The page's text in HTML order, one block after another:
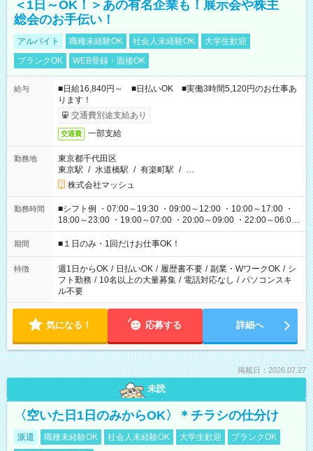
＜1日～OK！＞あの有名企業も！展示会や株主
総会のお手伝い！
アルバイト 職種未経験OK 社会人未経験OK
大学生歓迎
ブランクOK
WEB登録・面接OK
給与
■日給16,840円～ ■日払いOK ■実働3時間5,120円のお仕事あ
ります！
交通費別途支給あり
交通費 一部支給
勤務地
東京都千代田区
東京駅 / 水道橋駅 / 有楽町駅 / …
株式会社マッシュ
勤務時間
■シフト例 ・07:00～19:30 ・09:00～12:00 ・10:00～17:00 ・
18:00～23:00 ・19:00～07:00 ・20:00～09:00 ・22:00～06:00
etc ★最短で3時間で5,120円のお仕事から 15時間で2万円近く稼
げるお仕事も！ ご希望のお時間に合わせてご紹介！ ※シフトは
ください！
期間 ■１日のみ・1回だけお仕事OK！
特徴 週1日からOK / 日払いOK / 履歴書不要 / 副業・WワークOK / シ
フト勤務 / 10名以上の大量募集 / 電話対応なし / パソコンスキ
ル不要
気になる！ 応募する 詳細へ
掲載日：2026.07.27
未読
〈空いた日1日のみからOK〉＊チラシの仕分け
派遣 職種未経験OK 社会人未経験OK 大学生歓迎
ブランクOK